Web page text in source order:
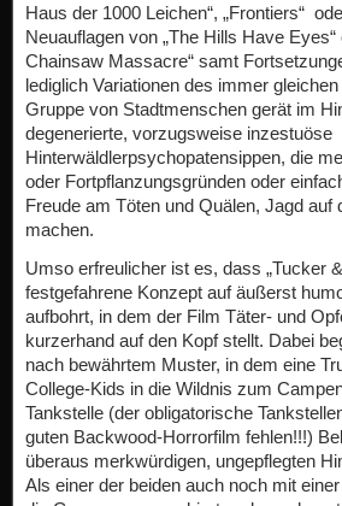
Haus der 1000 Leichen“, „Frontiers“
Neuauflagen von „The Hills Have Eyes“
Chainsaw Massacre“ samt
lediglich Variationen des immer
Gruppe von Stadtmenschen gerät im
degenerierte, vorzugsweise inzestuöse
Hinterwäldlerpsychopatensippen, die
oder Fortpflanzungsgründen oder
Freude am Töten und Quälen, Jagd auf
machen.
Umso erfreulicher ist es, dass „Tucker
festgefahrene Konzept auf äußerst
aufbohrt, in dem der Film Täter- und
kurzerhand auf den Kopf stellt. Dabei
nach bewährtem Muster, in dem eine
College-Kids in die Wildnis zum
Tankstelle (der obligatorische
guten Backwood-Horrorfilm fehlen!!!)
überaus merkwürdigen, ungepflegten
Als einer der beiden auch noch mit